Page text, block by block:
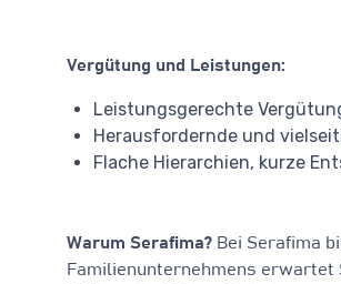
Vergütung und Leistungen:
Leistungsgerechte
Herausfordernde und
Flache Hierarchien, kurze
Warum Serafima? Bei Serafima
Familienunternehmens erwartet